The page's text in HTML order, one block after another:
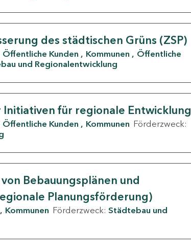
des städtischen Grüns (ZSP)
Öffentliche Kunden Kommunen
Öffentliche
und Regionalentwicklung
für regionale Entwicklung
Öffentliche Kunden Kommunen Förderzweck:
Bebauungsplänen und
Planungsförderung)
Kommunen Förderzweck: Städtebau und